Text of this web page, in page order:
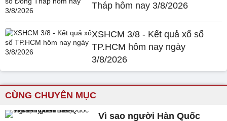
Tháp hôm nay 3/8/2026
XSHCM 3/8 - Kết quả xổ số
TP.HCM hôm nay ngày
3/8/2026
CÙNG CHUYÊN MỤC
Vì sao người Hàn Quốc